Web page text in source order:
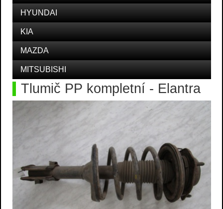
HYUNDAI
KIA
MAZDA
MITSUBISHI
Tlumič PP kompletní - Elantra